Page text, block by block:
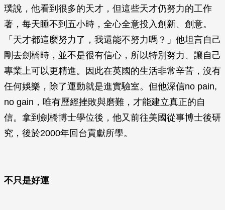
璞說，他看到很多的天才，但這些天才仍努力的工作
著，每天睡不到五小時，全心全意投入創新、創意。
「天才都這麼努力了，我還能不努力嗎？」他坦言自己
剛去劍橋時，並不是很有信心，所以特別努力、讓自己
專業上可以更精進。因此在英國的生活非常辛苦，沒有
任何娛樂，除了運動就是進實驗室。但他深信no pain,
no gain，唯有歷經挫敗與磨難，才能建立真正的自
信。拿到劍橋博士學位後，他又前往美國從事博士後研
究，後於2000年回台貢獻所學。
不只是好運